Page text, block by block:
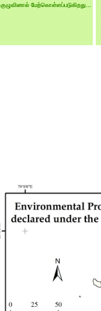
குழுவினால் மேற்கொள்ளப்படுகிறது...